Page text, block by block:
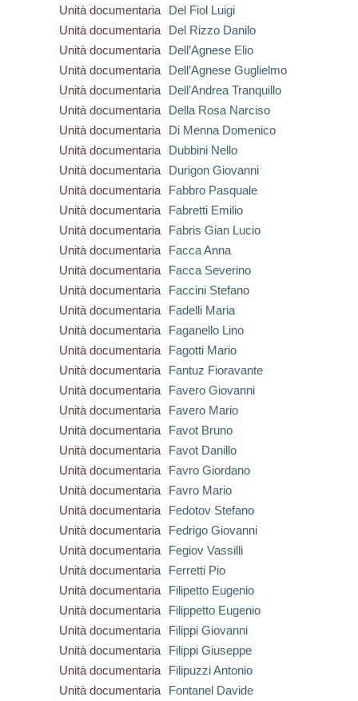
Unità documentaria
Del Fiol Luigi
Unità documentaria
Del Rizzo Danilo
Unità documentaria
Dell’Agnese Elio
Unità documentaria
Dell’Agnese Guglielmo
Unità documentaria
Dell’Andrea Tranquillo
Unità documentaria
Della Rosa Narciso
Unità documentaria
Di Menna Domenico
Unità documentaria
Dubbini Nello
Unità documentaria
Durigon Giovanni
Unità documentaria
Fabbro Pasquale
Unità documentaria
Fabretti Emilio
Unità documentaria
Fabris Gian Lucio
Unità documentaria
Facca Anna
Unità documentaria
Facca Severino
Unità documentaria
Faccini Stefano
Unità documentaria
Fadelli Maria
Unità documentaria
Faganello Lino
Unità documentaria
Fagotti Mario
Unità documentaria
Fantuz Fioravante
Unità documentaria
Favero Giovanni
Unità documentaria
Favero Mario
Unità documentaria
Favot Bruno
Unità documentaria
Favot Danillo
Unità documentaria
Favro Giordano
Unità documentaria
Favro Mario
Unità documentaria
Fedotov Stefano
Unità documentaria
Fedrigo Giovanni
Unità documentaria
Fegiov Vassilli
Unità documentaria
Ferretti Pio
Unità documentaria
Filipetto Eugenio
Unità documentaria
Filippetto Eugenio
Unità documentaria
Filippi Giovanni
Unità documentaria
Filippi Giuseppe
Unità documentaria
Filipuzzi Antonio
Unità documentaria
Fontanel Davide